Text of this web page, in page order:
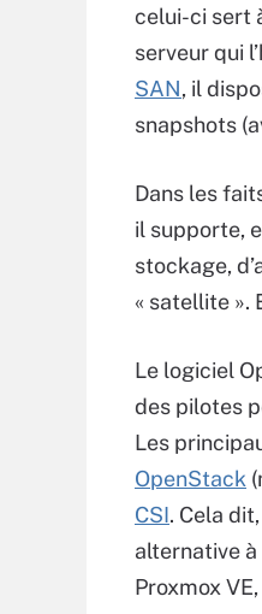
celui-ci sert
serveur qui
SAN, il
snapshots
Dans les
il supporte,
stockage,
« satellite ».
Le logiciel
des pilotes
Les
OpenStack
CSI. Cela
alternative
Proxmox